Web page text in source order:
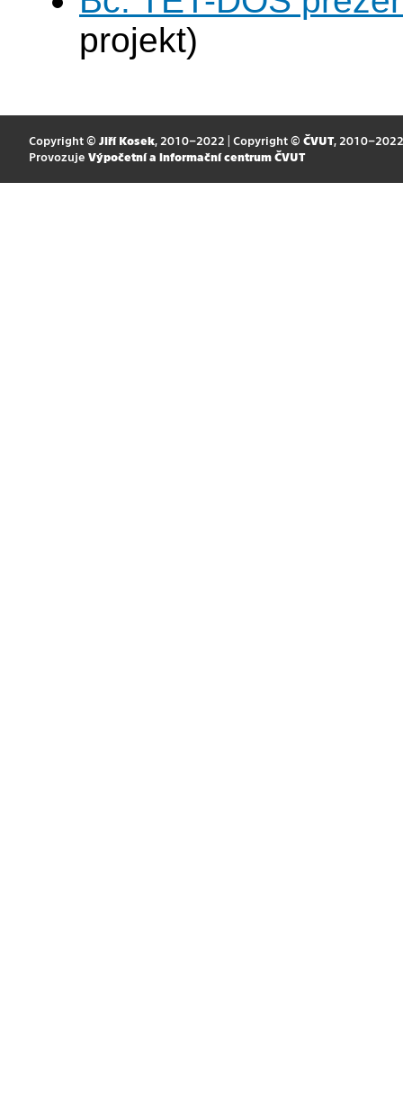
projekt)
Copyright © Jiří Kosek, 2010–2022 | Copyright © ČVUT, 2010–2022
Provozuje Výpočetní a informační centrum ČVUT